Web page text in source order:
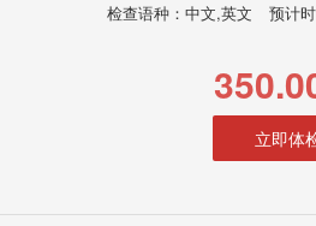
检查语种：中文,英文 预计
立即体